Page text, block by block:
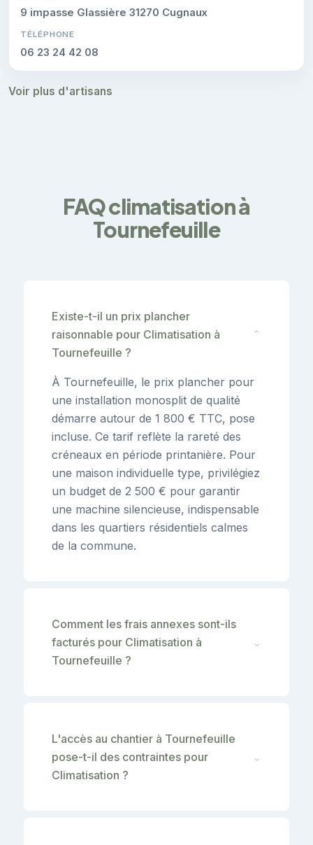
9 impasse Glassière 31270 Cugnaux
TÉLÉPHONE
06 23 24 42 08
Voir plus d'artisans
FAQ climatisation à
Tournefeuille
Existe-t-il un prix plancher
raisonnable pour Climatisation à
Tournefeuille ?
⌄
À Tournefeuille, le prix plancher pour
une installation monosplit de qualité
démarre autour de 1 800 € TTC, pose
incluse. Ce tarif reflète la rareté des
créneaux en période printanière. Pour
une maison individuelle type, privilégiez
un budget de 2 500 € pour garantir
une machine silencieuse, indispensable
dans les quartiers résidentiels calmes
de la commune.
Comment les frais annexes sont-ils
facturés pour Climatisation à
Tournefeuille ?
⌄
L'accès au chantier à Tournefeuille
pose-t-il des contraintes pour
Climatisation ?
⌄